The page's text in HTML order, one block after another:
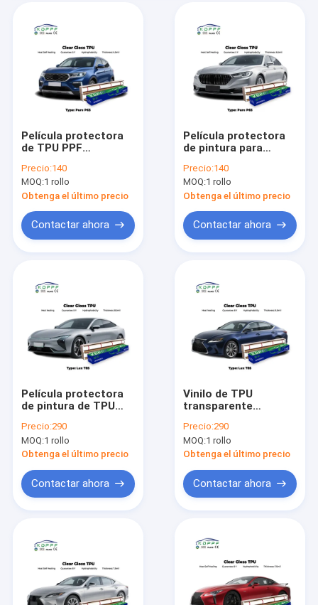
Productos
Videos
Película protectora
de TPU PPF
autocurativa,
antiarañazos,
protección de
pintura transparente
para la carrocería del
coche
Precio:140
MOQ:1 rollo
Obtenga el último precio
Contactar ahora
Película protectora
de pintura para
transparente de TPU
autocurable, película
de TPU PPF brillante
y transparente
Precio:140
MOQ:1 rollo
Obtenga el último precio
Contactar ahora
Película protectora
de pintura de TPU
transparente, 8.5mil,
antiarañazos, con
reparación térmica
Precio:290
MOQ:1 rollo
Obtenga el último precio
Contactar ahora
Vinilo de TPU
transparente
protección de
pintura de
automóviles al por
Precio:290
MOQ:1 rollo
Obtenga el último precio
Contactar ahora